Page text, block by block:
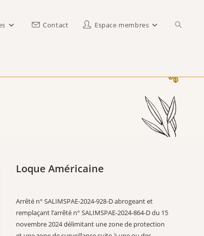
Contact Espace membres Toggle
search
Loque Américaine
Arrêté n° SALIMSPAE-2024-928-D abrogeant et
remplaçant l’arrêté n° SALIMSPAE-2024-864-D du 15
novembre 2024 délimitant une zone de protection